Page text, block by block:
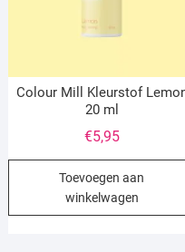
Colour Mill Kleurstof
20 ml
€5,95
Toevoegen aan
winkelwagen